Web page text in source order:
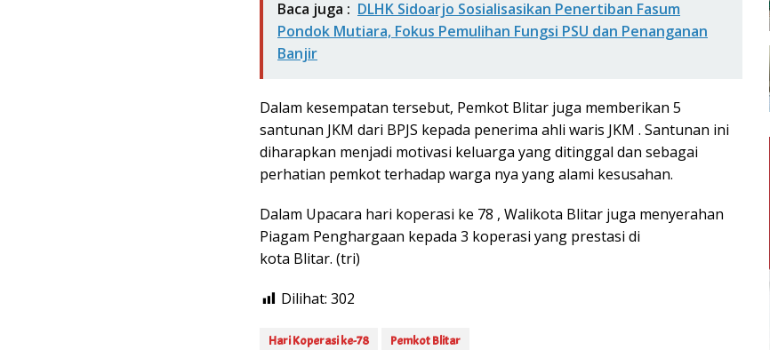
Baca juga : DLHK Sidoarjo Sosialisasikan Penertiban Fasum
Pondok Mutiara, Fokus Pemulihan Fungsi PSU dan Penanganan
Banjir
Dalam kesempatan tersebut, Pemkot Blitar juga memberikan 5
santunan JKM dari BPJS kepada penerima ahli waris JKM . Santunan ini
diharapkan menjadi motivasi keluarga yang ditinggal dan sebagai
perhatian pemkot terhadap warga nya yang alami kesusahan.
Dalam Upacara hari koperasi ke 78 , Walikota Blitar juga menyerahan
Piagam Penghargaan kepada 3 koperasi yang prestasi di
kota Blitar. (tri)
Dilihat: 302
Hari Koperasi ke-78 Pemkot Blitar